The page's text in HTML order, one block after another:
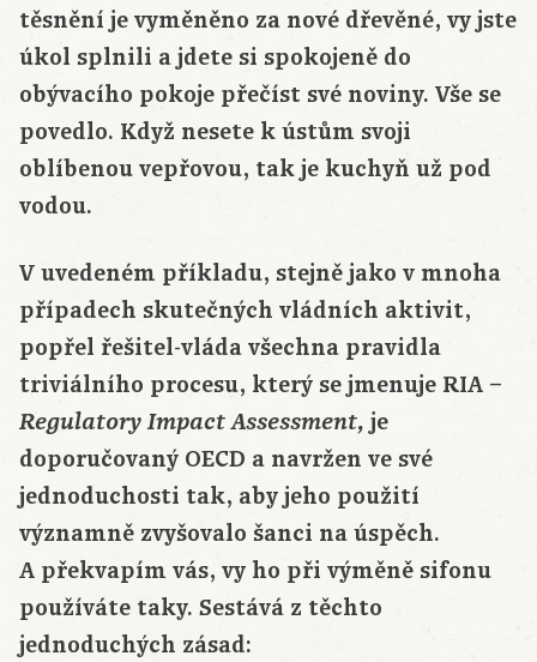
těsnění je vyměněno za nové dřevěné, vy jste
úkol splnili a jdete si spokojeně do
obývacího pokoje přečíst své noviny. Vše se
povedlo. Když nesete k ústům svoji
oblíbenou vepřovou, tak je kuchyň už pod
vodou.
V uvedeném příkladu, stejně jako v mnoha
případech skutečných vládních aktivit,
popřel řešitel-vláda všechna pravidla
triviálního procesu, který se jmenuje RIA –
Regulatory Impact Assessment, je
doporučovaný OECD a navržen ve své
jednoduchosti tak, aby jeho použití
významně zvyšovalo šanci na úspěch.
A překvapím vás, vy ho při výměně sifonu
používáte taky. Sestává z těchto
jednoduchých zásad: